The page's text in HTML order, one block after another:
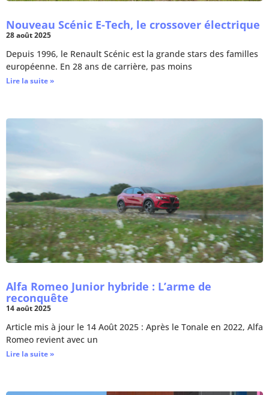
Nouveau Scénic E-Tech, le crossover électrique
28 août 2025
Depuis 1996, le Renault Scénic est la grande stars des familles
européenne. En 28 ans de carrière, pas moins
Lire la suite »
Alfa Romeo Junior hybride : L’arme de
reconquête
14 août 2025
Article mis à jour le 14 Août 2025 : Après le Tonale en 2022, Alfa
Romeo revient avec un
Lire la suite »